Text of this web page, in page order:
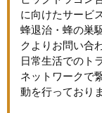
に向けたサービ
蜂退治・蜂の巣
クよりお問い合
日常生活でのト
ネットワークで
動を行っており